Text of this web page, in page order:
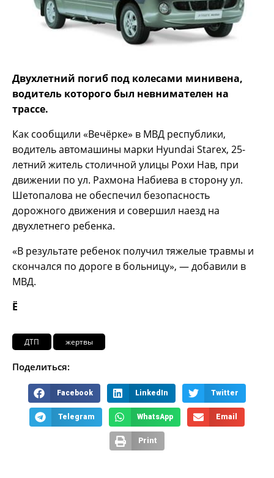
Двухлетний погиб под колесами минивена,
водитель которого был невнимателен на
трассе.
Как сообщили «Вечёрке» в МВД республики,
водитель автомашины марки Hyundai Starex, 25-
летний житель столичной улицы Рохи Нав, при
движении по ул. Рахмона Набиева в сторону ул.
Шетопалова не обеспечил безопасность
дорожного движения и совершил наезд на
двухлетнего ребенка.
«В результате ребенок получил тяжелые травмы и
скончался по дороге в больницу», — добавили в
МВД.
Ё
ДТП жертвы
Поделиться:
Facebook LinkedIn Twitter
Telegram WhatsApp Email
Print